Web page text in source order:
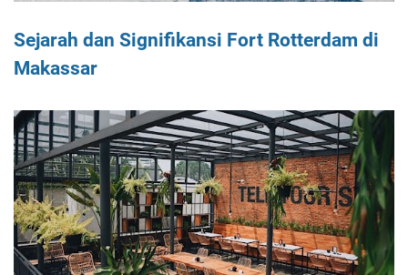
Sejarah dan Signifikansi Fort Rotterdam di
Makassar